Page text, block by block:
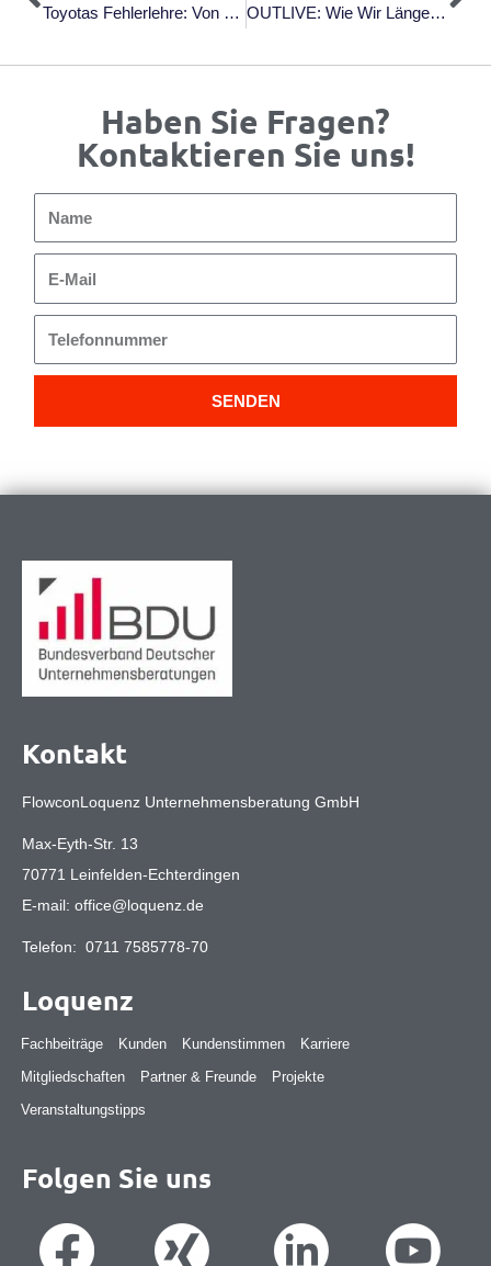
Toyotas Fehlerlehre: Von Der Kunst, Fehler In Erfolge Zu Verwandeln Von OJT Solutions (Nov. 2023) OUTLIVE: Wie Wir Länger Und Besser Leben Können, Als Wir Denken, Von Dr. Peter Attia Mit Bill Gifford (2024)
Haben Sie Fragen?
Kontaktieren Sie uns!
Mail
SENDEN
Kontakt
FlowconLoquenz Unternehmensberatung GmbH
Max-Eyth-Str. 13
70771 Leinfelden-Echterdingen
E-mail: office@loquenz.de
Telefon: 0711 7585778-70
Loquenz
Fachbeiträge Kunden Kundenstimmen
Karriere
Mitgliedschaften
Partner & Freunde
Projekte
Veranstaltungstipps
Folgen Sie uns